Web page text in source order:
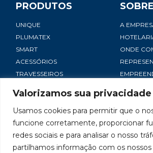
Valorizamos sua privacidade
Usamos cookies para permitir que o
funcione corretamente, proporcionar
redes sociais e para analisar o nosso
partilhamos informação com os nossos
PRODUTOS
UNIQUE
PLUMATEX
SMART
ACESSÓRIOS
TRAVESSEIROS
SOBRE
A
ONDE
SAC
CONTATO
POLÍTICA